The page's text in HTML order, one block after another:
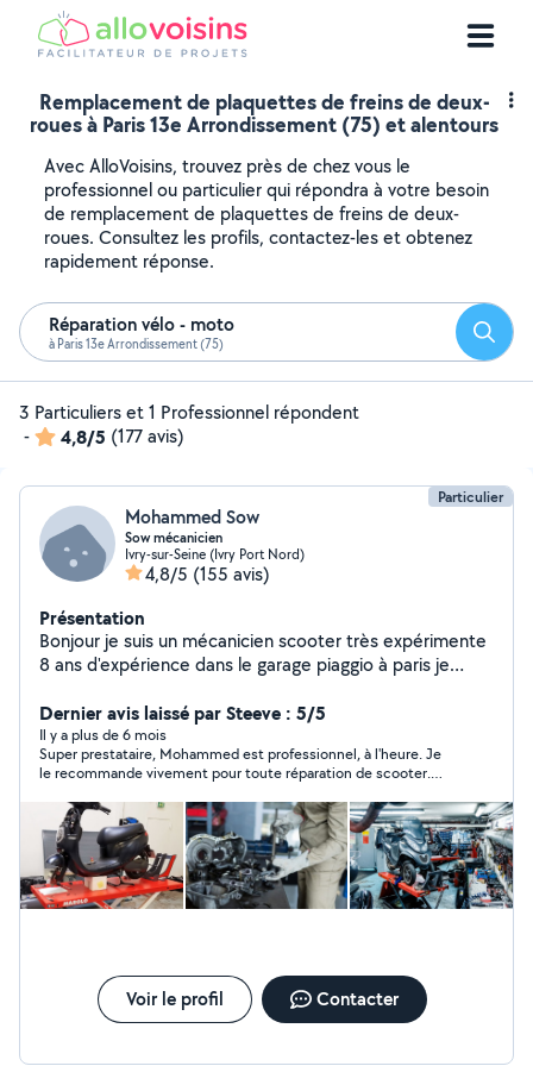
Remplacement de plaquettes de freins de deux-
roues à Paris 13e Arrondissement (75) et alentours
Avec AlloVoisins, trouvez près de chez vous le
professionnel ou particulier qui répondra à votre besoin
de remplacement de plaquettes de freins de deux-
roues. Consultez les profils, contactez-les et obtenez
rapidement réponse.
Réparation vélo - moto
à Paris 13e Arrondissement (75)
3 Particuliers et 1 Professionnel répondent
-
4,8/5 (177 avis)
Particulier
Mohammed Sow
Sow mécanicien
Ivry-sur-Seine (Ivry Port Nord)
4,8/5 (155 avis)
Présentation
Bonjour je suis un mécanicien scooter très expérimente
8 ans d'expérience dans le garage piaggio à paris je
cordialement
Dernier avis laissé par Steeve : 5/5
Il y a plus de 6 mois
Super prestataire, Mohammed est professionnel, à l'heure. Je
le recommande vivement pour toute réparation de scooter.
Voir le profil Contacter